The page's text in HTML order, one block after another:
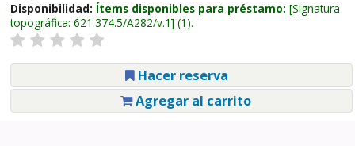
Disponibilidad: Ítems disponibles para préstamo: Signatura
topográfica: 621.374.5/A282/v.1 (1).
Hacer reserva
Agregar al carrito